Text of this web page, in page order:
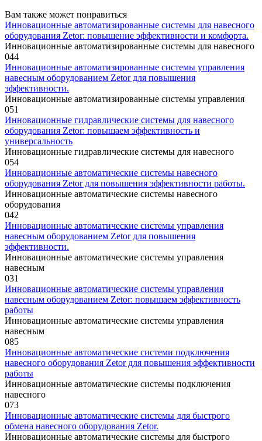
Вам также может понравиться
Инновационные автоматизированные системы для навесного
оборудования Zetor: повышение эффективности и комфорта.
Инновационные автоматизированные системы для навесного
044
Инновационные автоматизированные системы управления
навесным оборудованием Zetor для повышения
эффективности.
Инновационные автоматизированные системы управления
051
Инновационные гидравлические системы для навесного
оборудования Zetor: повышаем эффективность и
универсальность
Инновационные гидравлические системы для навесного
054
Инновационные автоматические системы навесного
оборудования Zetor для повышения эффективности работы.
Инновационные автоматические системы навесного
оборудования
042
Инновационные автоматические системы управления
навесным оборудованием Zetor для повышения
эффективности.
Инновационные автоматические системы управления
навесным
031
Инновационные автоматические системы управления
навесным оборудованием Zetor: повышаем эффективность
работы
Инновационные автоматические системы управления
навесным
085
Инновационные автоматические системи подключения
навесного оборудования Zetor для повышения эффективности
работы
Инновационные автоматические системы подключения
навесного
073
Инновационные автоматические системы для быстрого
обмена навесного оборудования Zetor.
Инновационные автоматические системы для быстрого